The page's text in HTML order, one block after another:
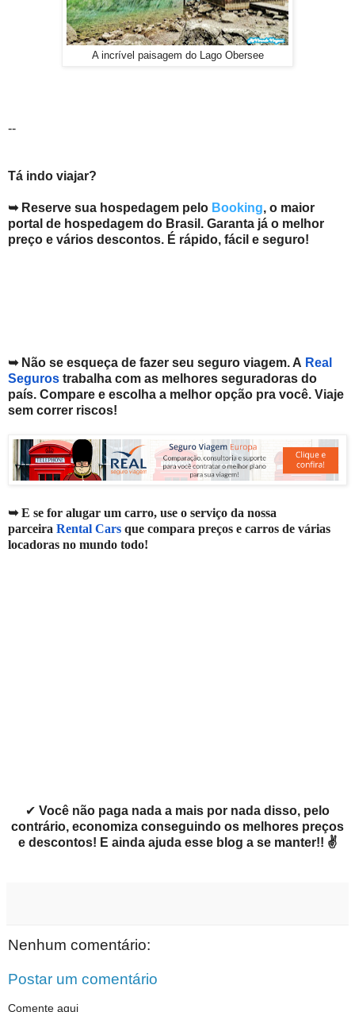
A incrível paisagem do Lago Obersee
--
Tá indo viajar?
➥ Reserve sua hospedagem pelo Booking, o maior
portal de hospedagem do Brasil. Garanta já o melhor
preço e vários descontos. É rápido, fácil e seguro!
➥ Não se esqueça de fazer seu seguro viagem. A Real
Seguros trabalha com as melhores seguradoras do
país. Compare e escolha a melhor opção pra você. Viaje
sem correr riscos!
➥ E se for alugar um carro, use o serviço da nossa
parceira Rental Cars que compara preços e carros de várias
locadoras no mundo todo!
✔ Você não paga nada a mais por nada disso, pelo
contrário, economiza conseguindo os melhores preços
e descontos! E ainda ajuda esse blog a se manter!! ✌
Nenhum comentário:
Postar um comentário
Comente aqui